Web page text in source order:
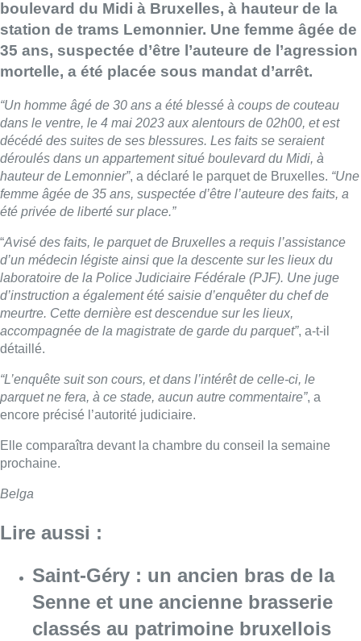
boulevard du Midi à Bruxelles, à hauteur de la
station de trams Lemonnier. Une femme âgée de
35 ans, suspectée d’être l’auteure de l’agression
mortelle, a été placée sous mandat d’arrêt.
“Un homme âgé de 30 ans a été blessé à coups de couteau
dans le ventre, le 4 mai 2023 aux alentours de 02h00, et est
décédé des suites de ses blessures. Les faits se seraient
déroulés dans un appartement situé boulevard du Midi, à
hauteur de Lemonnier”, a déclaré le parquet de Bruxelles. “Une
femme âgée de 35 ans, suspectée d’être l’auteure des faits, a
été privée de liberté sur place.”
“Avisé des faits, le parquet de Bruxelles a requis l’assistance
d’un médecin légiste ainsi que la descente sur les lieux du
laboratoire de la Police Judiciaire Fédérale (PJF). Une juge
d’instruction a également été saisie d’enquêter du chef de
meurtre. Cette dernière est descendue sur les lieux,
accompagnée de la magistrate de garde du parquet”, a-t-il
détaillé.
“L’enquête suit son cours, et dans l’intérêt de celle-ci, le
parquet ne fera, à ce stade, aucun autre commentaire”, a
encore précisé l’autorité judiciaire.
Elle comparaîtra devant la chambre du conseil la semaine
prochaine.
Belga
Lire aussi :
Saint-Géry : un ancien bras de la
Senne et une ancienne brasserie
classés au patrimoine bruxellois